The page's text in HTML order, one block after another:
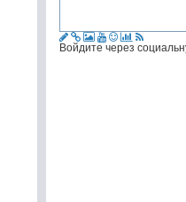
Войдите через